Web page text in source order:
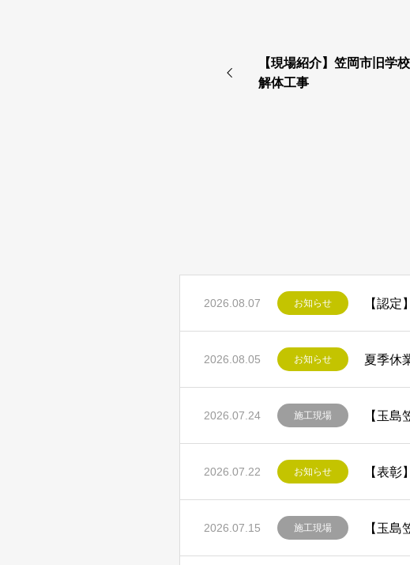
【現場紹介】笠岡市旧学
解体工事
2026.08.07 お知らせ 【認
2026.08.05 お知らせ 夏季休
2026.07.24 施工現場 【玉
2026.07.22 お知らせ 【表
2026.07.15 施工現場 【玉